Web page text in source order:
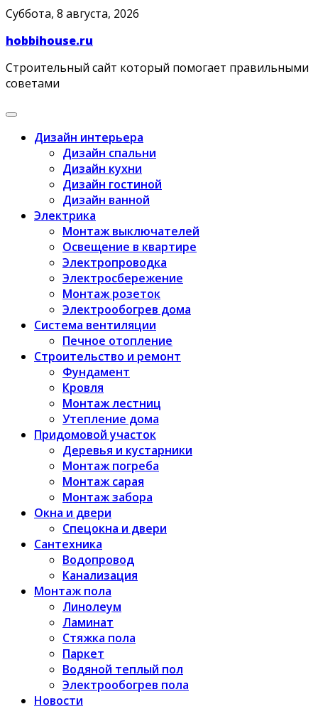
Skip
content
Суббота, 8 августа, 2026
hobbihouse.ru
Строительный сайт который помогает правильными
советами
Дизайн интерьера
Дизайн спальни
Дизайн кухни
Дизайн гостиной
Дизайн ванной
Электрика
Монтаж выключателей
Освещение в квартире
Электропроводка
Электросбережение
Монтаж розеток
Электрообогрев дома
Система вентиляции
Печное отопление
Строительство и ремонт
Фундамент
Кровля
Монтаж лестниц
Утепление дома
Придомовой участок
Деревья и кустарники
Монтаж погреба
Монтаж сарая
Монтаж забора
Окна и двери
Спецокна и двери
Сантехника
Водопровод
Канализация
Монтаж пола
Линолеум
Ламинат
Стяжка пола
Паркет
Водяной теплый пол
Электрообогрев пола
Новости